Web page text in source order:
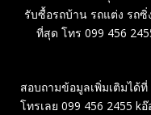
รับซื้อรถบ้าน รถแต่ง รถซิ่
ที่สุด โทร 099 456
สอบถามข้อมูลเพิ่มเติมได้ที่
โทรเลย 099 456 2455 kอ๊